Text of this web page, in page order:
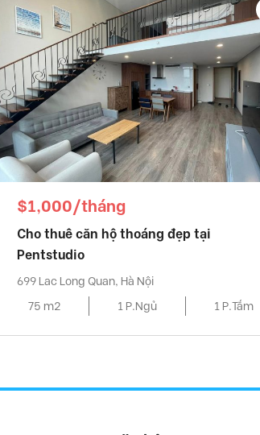
$1,000/tháng
Cho thuê căn hộ thoáng đẹp tại
Pentstudio
699 Lac Long Quan, Hà Nội
75 m2
1 P.Ngủ 1 P.Tắm